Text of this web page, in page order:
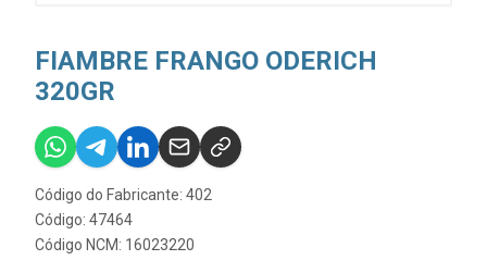
FIAMBRE FRANGO ODERICH
320GR
Código do Fabricante: 402
Código: 47464
Código NCM: 16023220